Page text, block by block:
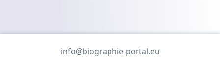
info@biographie-portal.eu